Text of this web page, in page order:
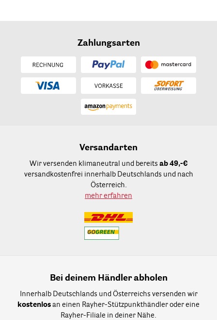
Zahlungsarten
Versandarten
Wir versenden klimaneutral und bereits ab 49,-€
versandkostenfrei innerhalb Deutschlands und nach
Österreich.
mehr erfahren
Bei deinem Händler abholen
Innerhalb Deutschlands und Österreichs versenden wir
kostenlos an einen Rayher-Stützpunkthändler oder eine
Rayher-Filiale in deiner Nähe.